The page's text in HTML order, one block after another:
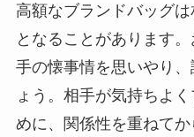
高額なブランドバッグ
となることがあります
手の懐事情を思いやり
ょう。相手が気持ちよ
めに、関係性を重ねて